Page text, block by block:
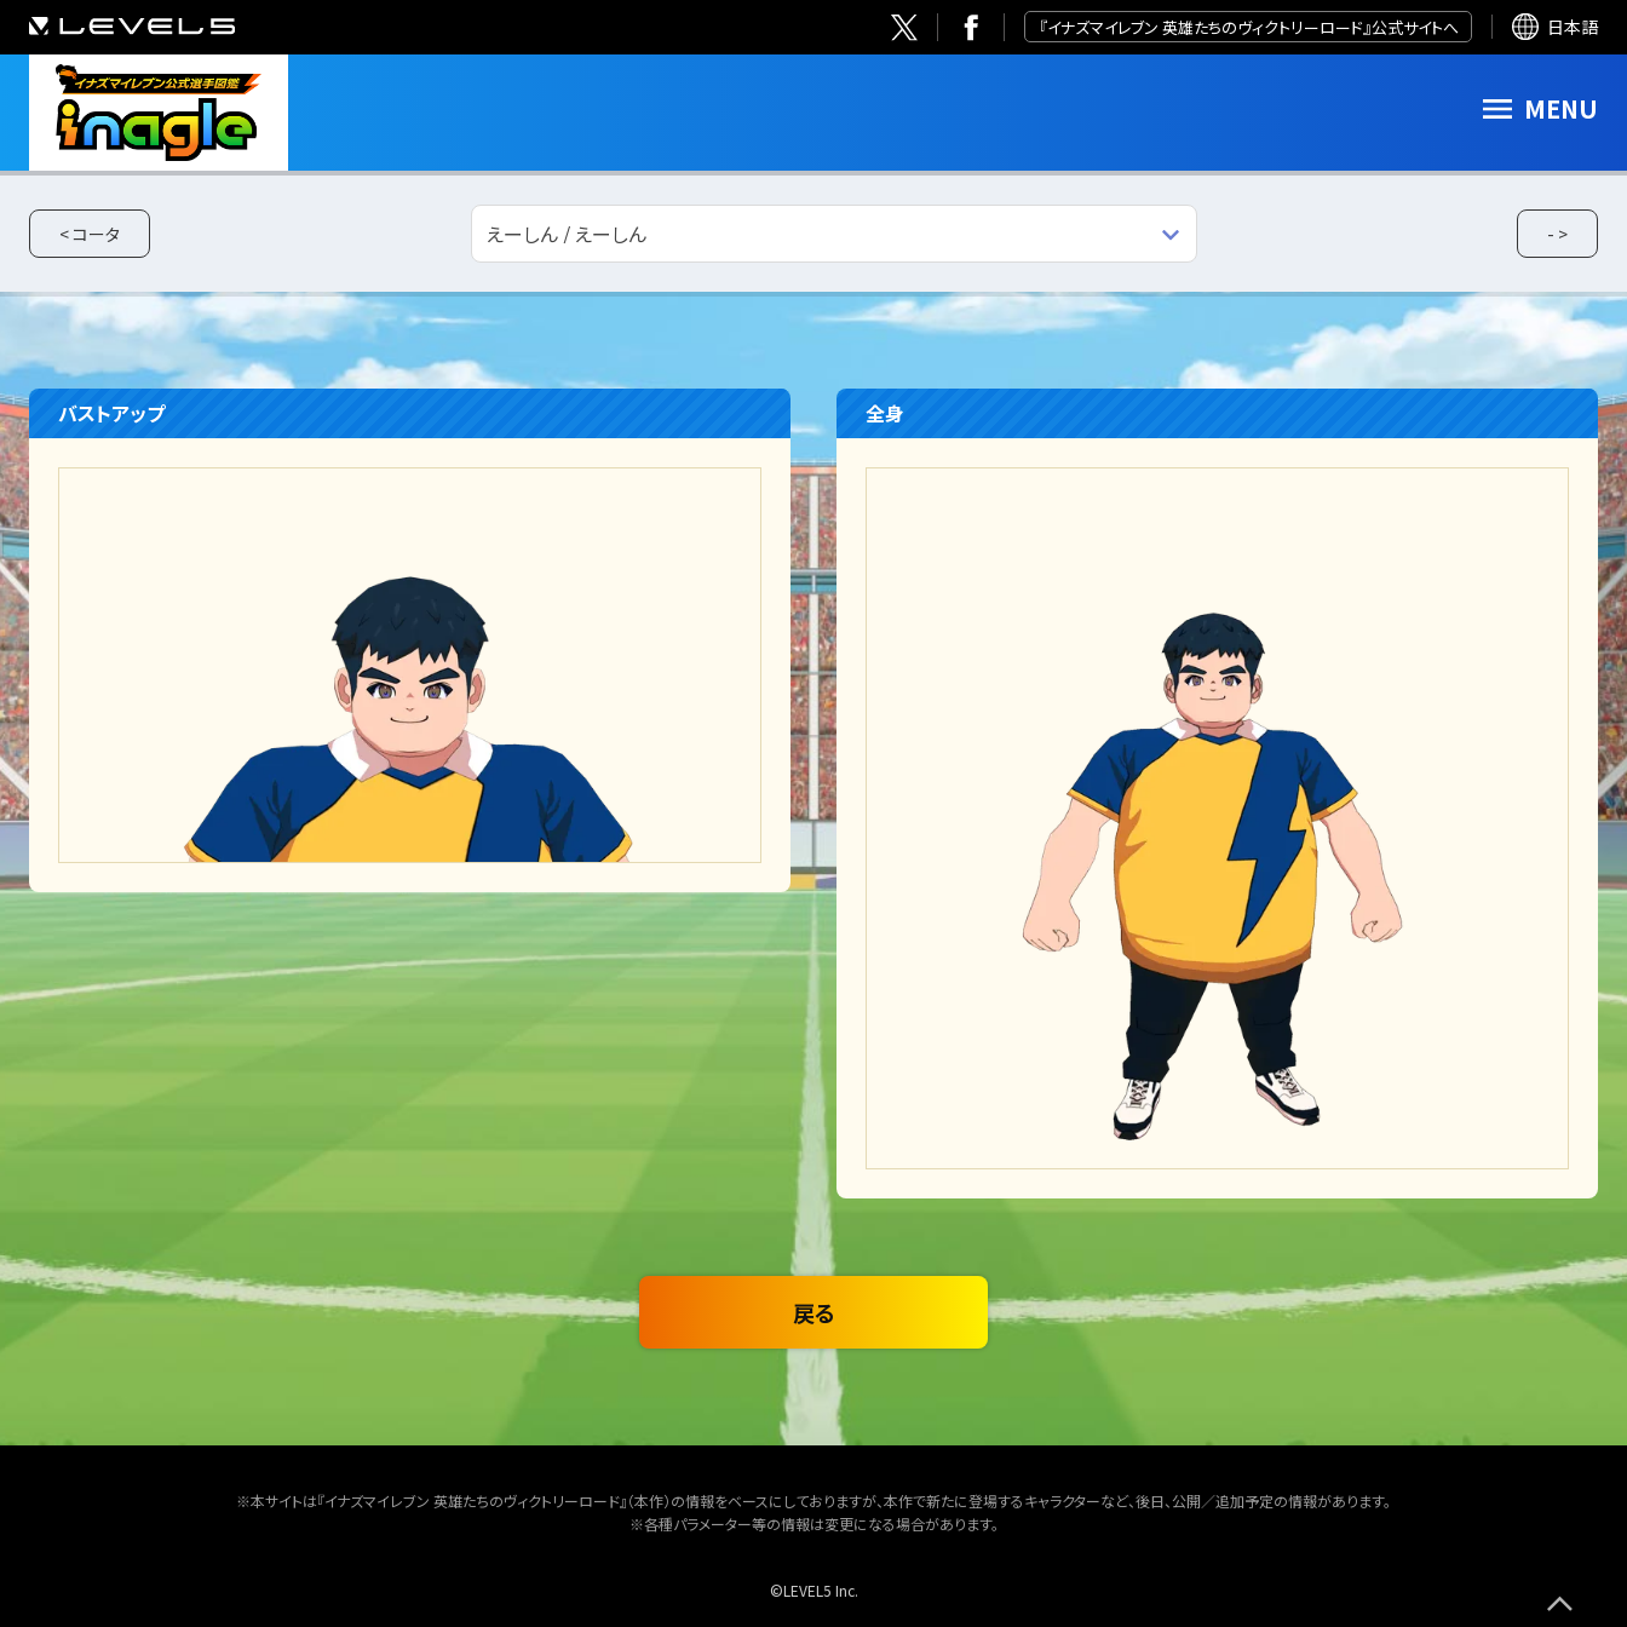
『イナズマイレブン 英雄たちのヴィクトリーロード』公式サイトへ 日本語
MENU
< コータ えーしん / えーしん - >
バストアップ 全身
戻る
※本サイトは『イナズマイレブン 英雄たちのヴィクトリーロード』（本作）の情報をベースにしておりますが、本作で新たに登場するキャラクターなど、後日、公開／追加予定の情報があります。
※各種パラメーター等の情報は変更になる場合があります。
©LEVEL5 Inc.